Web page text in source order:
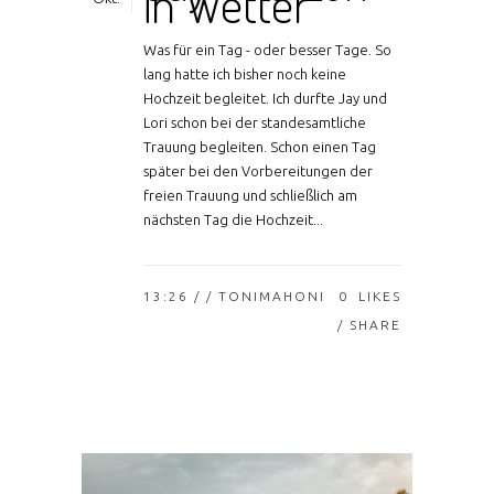
Was für ein Tag - oder besser Tage. So
lang hatte ich bisher noch keine
Hochzeit begleitet. Ich durfte Jay und
Lori schon bei der standesamtliche
Trauung begleiten. Schon einen Tag
später bei den Vorbereitungen der
freien Trauung und schließlich am
nächsten Tag die Hochzeit...
13:26 / / TONIMAHONI 0
LIKES
SHARE